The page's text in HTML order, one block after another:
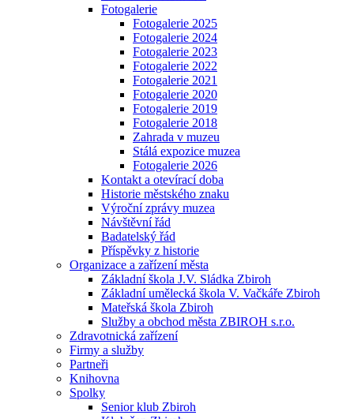
Fotogalerie
Fotogalerie 2025
Fotogalerie 2024
Fotogalerie 2023
Fotogalerie 2022
Fotogalerie 2021
Fotogalerie 2020
Fotogalerie 2019
Fotogalerie 2018
Zahrada v muzeu
Stálá expozice muzea
Fotogalerie 2026
Kontakt a otevírací doba
Historie městského znaku
Výroční zprávy muzea
Návštěvní řád
Badatelský řád
Příspěvky z historie
Organizace a zařízení města
Základní škola J.V. Sládka Zbiroh
Základní umělecká škola V. Vačkáře Zbiroh
Mateřská škola Zbiroh
Služby a obchod města ZBIROH s.r.o.
Zdravotnická zařízení
Firmy a služby
Partneři
Knihovna
Spolky
Senior klub Zbiroh